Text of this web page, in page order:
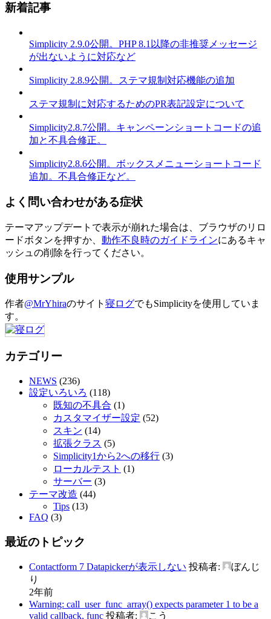
新着記事
Simplicity 2.9.0公開。PHP 8.1以降の非推奨メッセージ
が出ないように対応など
Simplicity 2.8.9公開。ステマ規制対応機能の追加
ステマ規制に対応するためのPR表記設定について
Simplicity2.8.7公開。キャンペーンショートコードの追
加と不具合修正。
Simplicity2.8.6公開。ボックスメニューショートコード
追加。不具合修正など。
よく問い合わせがある症状
テーマアップデートで表示が崩れた場合は、ブラウザのリロ
ードボタンを押すか、 動作不良時のガイドラインにあるキャ
ッシュの削除を行ってください。
使用サンプル
作者@MrYhiraのサイト 寝ログでもSimplicityを使用していま
す。
カテゴリー
NEWS (236)
設定いろいろ (118)
既知の不具合 (1)
カスタマイザー設定 (52)
スキン (14)
拡張クラス (5)
Simplicity1から2への移行 (3)
ローカルテスト (1)
サーバー (3)
テーマ改造 (44)
Tips (13)
FAQ (3)
最近のトピック
Contactform 7 Datapickerが表示しない 投稿者:
ぼんじ
り
2年前
Warning: call_user_func_array() expects parameter 1 to be a
valid callback, func 投稿者:
こう